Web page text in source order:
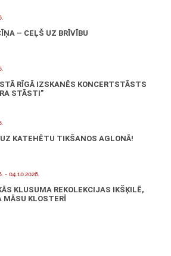
– CEĻŠ UZ BRĪVĪBU
RĪGĀ IZSKANĒS KONCERTSTĀSTS
STĀSTI”
KATEHĒTU TIKŠANOS AGLONĀ!
- 04.10.2026.
KLUSUMA REKOLEKCIJAS IKŠĶILĒ,
MĀSU KLOSTERĪ